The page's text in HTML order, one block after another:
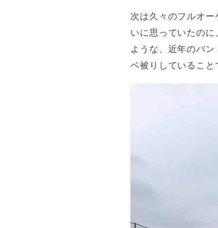
次は久々のフルオ
いに思っていたの
ような、近年のバ
ベ被りしているこ